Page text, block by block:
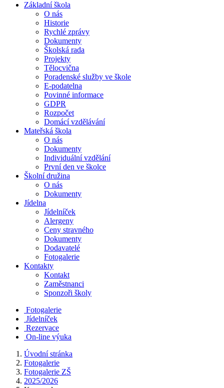
Základní škola
O nás
Historie
Rychlé zprávy
Dokumenty
Školská rada
Projekty
Tělocvična
Poradenské služby ve škole
E-podatelna
Povinné informace
GDPR
Rozpočet
Domácí vzdělávání
Mateřská škola
O nás
Dokumenty
Individuální vzdělání
První den ve školce
Školní družina
O nás
Dokumenty
Jídelna
Jídelníček
Alergeny
Ceny stravného
Dokumenty
Dodavatelé
Fotogalerie
Kontakty
Kontakt
Zaměstnanci
Sponzoři školy
Fotogalerie
Jídelníček
Rezervace
On-line výuka
Úvodní stránka
Fotogalerie
Fotogalerie ZŠ
2025/2026